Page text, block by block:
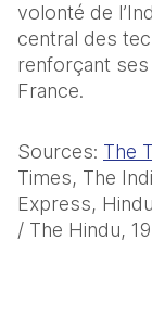
volonté de
central des
renforçant
France.
Sources: The
Times, The
Express,
/ The Hindu,